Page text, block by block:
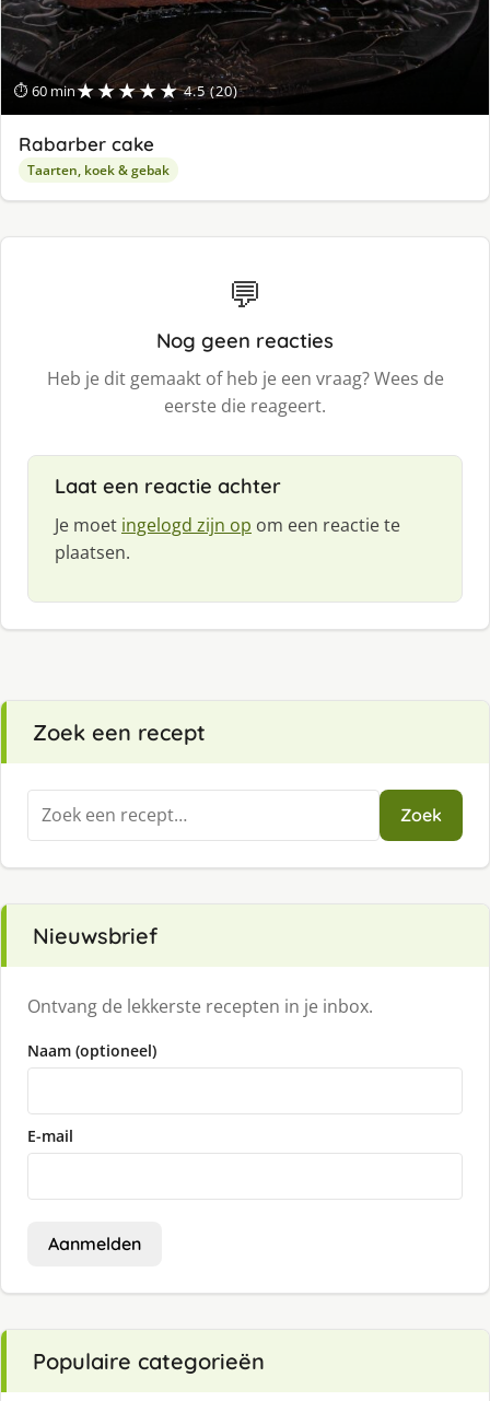
⏱ 60 min★★★★★ 4.5 (20)
Rabarber cake
Taarten, koek & gebak
💬
Nog geen reacties
Heb je dit gemaakt of heb je een vraag? Wees de
eerste die reageert.
Laat een reactie achter
Je moet ingelogd zijn op om een reactie te
plaatsen.
Zoek een recept
Zoeken
naar:
Zoek
Nieuwsbrief
Ontvang de lekkerste recepten in je inbox.
Naam (optioneel)
E-mail
Aanmelden
Populaire categorieën